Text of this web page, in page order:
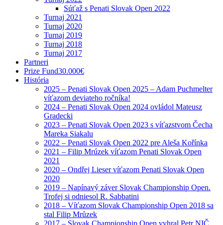
Súťaž s Penati Slovak Open 2022
Turnaj 2021
Turnaj 2020
Turnaj 2019
Turnaj 2018
Turnaj 2017
Partneri
Prize Fund30.000€
História
2025 – Penati Slovak Open 2025 – Adam Puchmelter
víťazom deviateho ročníka!
2024 – Penati Slovak Open 2024 ovládol Mateusz
Gradecki
2023 – Penati Slovak Open 2023 s víťazstvom Čecha
Mareka Siakalu
2022 – Penati Slovak Open 2022 pre Aleša Kořínka
2021 – Filip Mrúzek víťazom Penati Slovak Open
2021
2020 – Ondřej Lieser víťazom Penati Slovak Open
2020
2019 – Napínavý záver Slovak Championship Open.
Trofej si odniesol R. Sabbatini
2018 – Víťazom Slovak Championship Open 2018 sa
stal Filip Mrůzek
2017 – Slovak Championship Open vyhral Petr NIČ